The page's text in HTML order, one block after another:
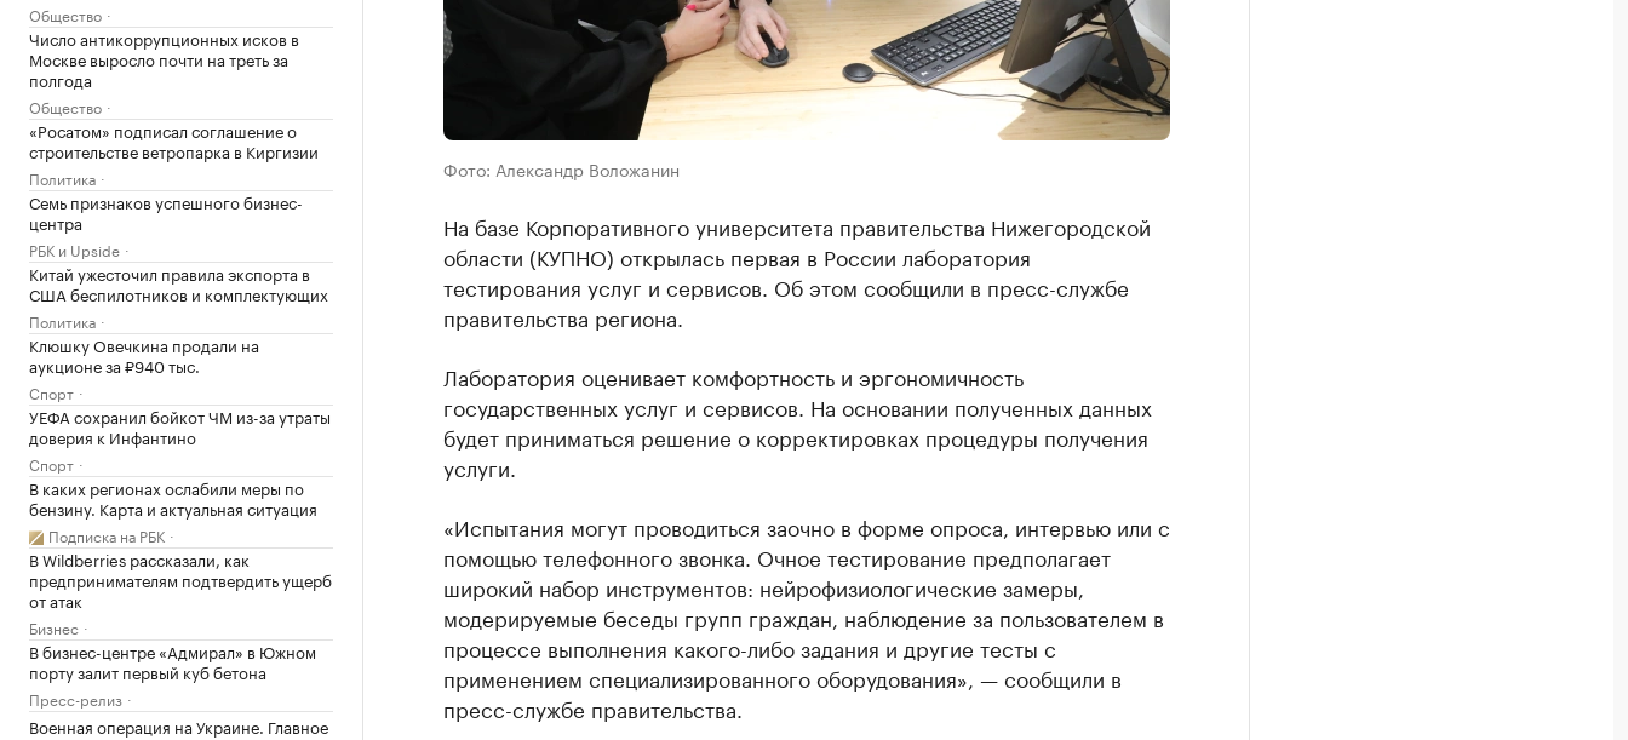
Общество
Число антикоррупционных исков в
Москве выросло почти на треть за
полгода
Общество
«Росатом» подписал соглашение о
строительстве ветропарка в Киргизии
Политика
Семь признаков успешного бизнес-
центра
РБК и Upside
Китай ужесточил правила экспорта в
США беспилотников и комплектующих
Политика
Клюшку Овечкина продали на
аукционе за ₽940 тыс.
Спорт
УЕФА сохранил бойкот ЧМ из-за утраты
доверия к Инфантино
Спорт
В каких регионах ослабили меры по
бензину. Карта и актуальная ситуация
Подписка на РБК
В Wildberries рассказали, как
предпринимателям подтвердить ущерб
от атак
Бизнес
В бизнес-центре «Адмирал» в Южном
порту залит первый куб бетона
Пресс-релиз
Военная операция на Украине. Главное
Фото: Александр Воложанин
На базе Корпоративного университета правительства Нижегородской
области (КУПНО) открылась первая в России лаборатория
тестирования услуг и сервисов. Об этом сообщили в пресс-службе
правительства региона.
Лаборатория оценивает комфортность и эргономичность
государственных услуг и сервисов. На основании полученных данных
будет приниматься решение о корректировках процедуры получения
услуги.
«Испытания могут проводиться заочно в форме опроса, интервью или с
помощью телефонного звонка. Очное тестирование предполагает
широкий набор инструментов: нейрофизиологические замеры,
модерируемые беседы групп граждан, наблюдение за пользователем в
процессе выполнения какого-либо задания и другие тесты с
применением специализированного оборудования», — сообщили в
пресс-службе правительства.